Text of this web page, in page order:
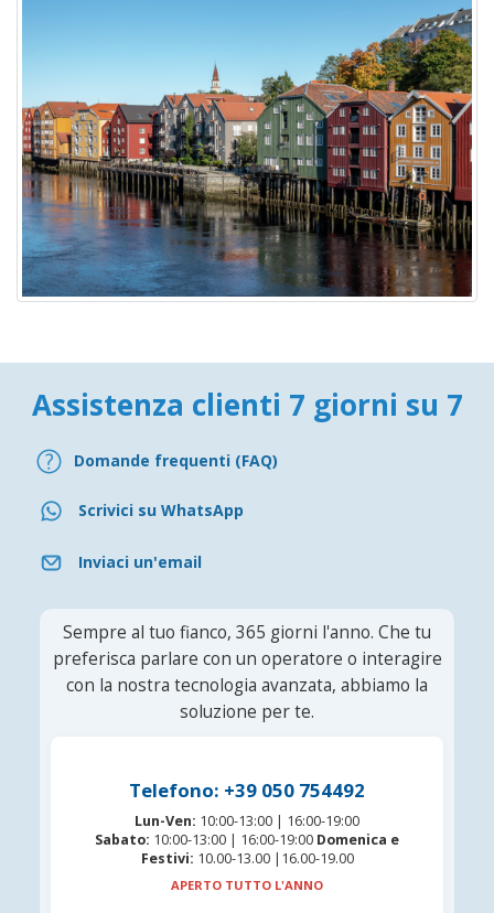
Assistenza clienti 7 giorni su 7
Domande frequenti (FAQ)
Scrivici su WhatsApp
Inviaci un'email
Sempre al tuo fianco, 365 giorni l'anno. Che tu
preferisca parlare con un operatore o interagire
con la nostra tecnologia avanzata, abbiamo la
soluzione per te.
Telefono: +39 050 754492
Lun-Ven: 10:00-13:00 | 16:00-19:00
Sabato: 10:00-13:00 | 16:00-19:00 Domenica e
Festivi: 10.00-13.00 |16.00-19.00
APERTO TUTTO L'ANNO